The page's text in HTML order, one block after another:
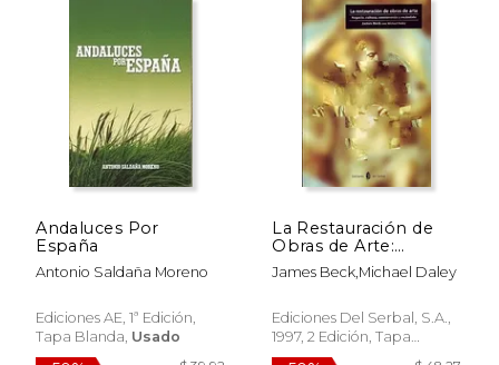
Andaluces Por
España
Antonio Saldaña Moreno
Ediciones AE, 1ª Edición,
Tapa Blanda, Usado
La Restauración de
Obras de Arte:
Negocio, Cultura,
Controversia y
Artística)
James Beck,Michael Daley
Ediciones Del Serbal, S.A.,
1997, 2 Edición, Tapa
Blanda, Nuevo